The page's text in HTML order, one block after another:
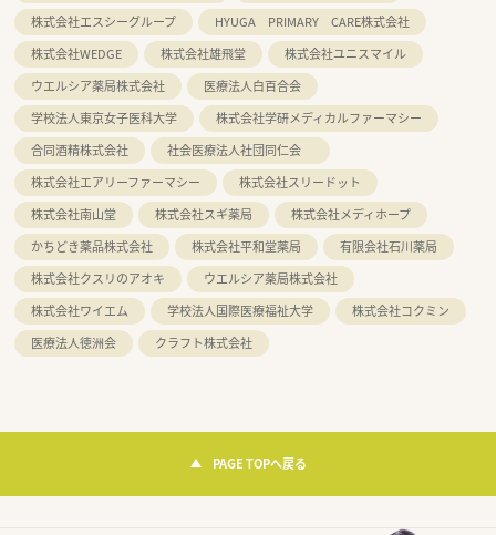
株式会社エスシーグループ
HYUGA PRIMARY CARE株式会社
株式会社WEDGE
株式会社雄飛堂
株式会社ユニスマイル
ウエルシア薬局株式会社
医療法人白百合会
学校法人東京女子医科大学
株式会社学研メディカルファーマシー
合同酒精株式会社
社会医療法人社団同仁会
株式会社エアリーファーマシー
株式会社スリードット
株式会社南山堂
株式会社スギ薬局
株式会社メディホープ
かちどき薬品株式会社
株式会社平和堂薬局
有限会社石川薬局
株式会社クスリのアオキ
ウエルシア薬局株式会社
株式会社ワイエム
学校法人国際医療福祉大学
株式会社コクミン
医療法人徳洲会
クラフト株式会社
PAGE TOPへ戻る